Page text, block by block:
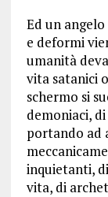
Ed un
e deformi
umanità
vita satanici
schermo si
demoniaci,
portando ad
inquietanti,
vita, di